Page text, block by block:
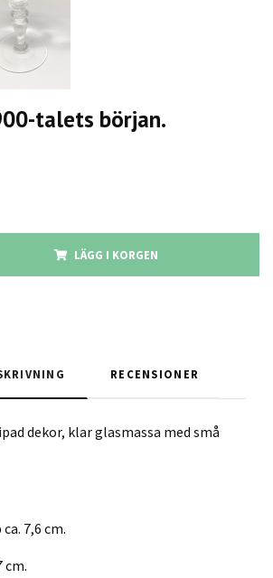
talets början.
LÄGG I KORGEN
RECENSIONER
dekor, klar glasmassa med små
7,6 cm.
cm.